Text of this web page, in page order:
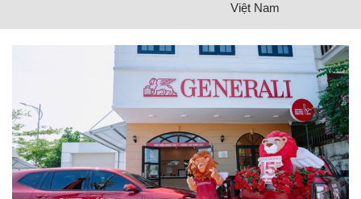
Việt Nam